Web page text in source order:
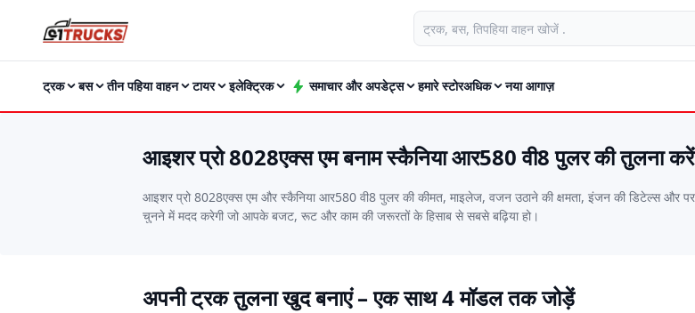
ट्रक बस तीन पहिया वाहन टायर इलेक्ट्रिक समाचार और अपडेट्स हमारे स्टोरअधिक नया आगाज़
आइशर प्रो 8028एक्स एम बनाम स्कैनिया आर580 वी8 पुलर की तुलना करें
आइशर प्रो 8028एक्स एम और स्कैनिया आर580 वी8 पुलर की कीमत, माइलेज, वजन उठाने की क्षमता, इंजन की डिटेल्स और परफॉर्मेंस जैसी अहम बातों की तुलना करें। यह साइड-बाय-साइड तुलना आपको वो ट्रक
चुनने में मदद करेगी जो आपके बजट, रूट और काम की जरूरतों के हिसाब से सबसे बढ़िया हो।
अपनी ट्रक तुलना खुद बनाएं – एक साथ 4 मॉडल तक जोड़ें